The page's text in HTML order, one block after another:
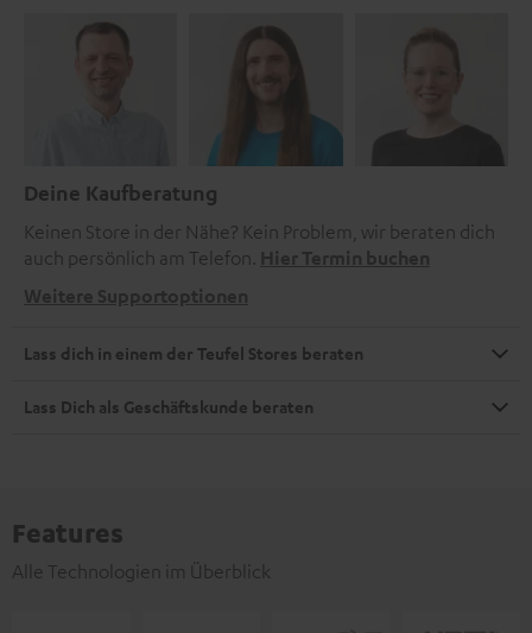
Deine Kaufberatung
Keinen Store in der Nähe? Kein Problem, wir beraten dich
auch persönlich am Telefon. Hier Termin buchen
Weitere Supportoptionen
Lass dich in einem der Teufel Stores beraten
Lass Dich als Geschäftskunde beraten
Features
Alle Technologien im Überblick